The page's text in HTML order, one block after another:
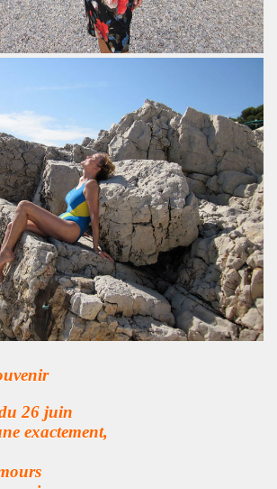
u 26 juin
exactement,
+ BENJAMIN SCHOOS ("Beau
Monroe) dans les "MUGLER
"CANDY" n°8 (hiver 2014 2015).
prete !" et "Redevenir modeste") :
janvier 2015 au THEATRE DEJAZET
le 25 septembre 2014 au
A.M.E.R (Stomy Bugsy et Passi)
TANGIBLE EFFECT OF LOVE")
France, dans les Vosges (juin et
BRIAN SETZER : chronique